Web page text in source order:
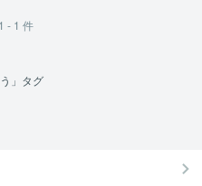
1 - 1 件
」タグ